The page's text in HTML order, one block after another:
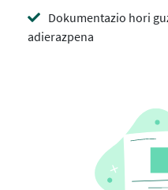
Dokumentazio hori
adierazpena